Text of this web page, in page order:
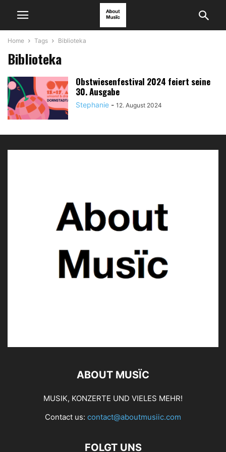
Home Tags Biblioteka
Biblioteka
Obstwiesenfestival 2024 feiert seine
30. Ausgabe
Stephanie - 12. August 2024
ABOUT MUSÏC
MUSIK, KONZERTE UND VIELES MEHR!
Contact us: contact@aboutmusiic.com
FOLGT UNS